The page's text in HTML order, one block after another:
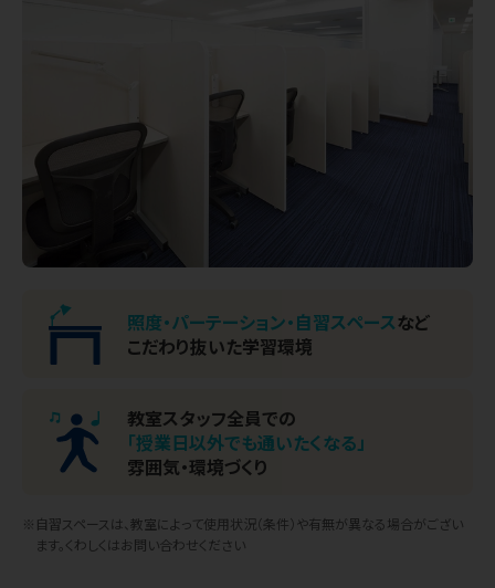
照度・パーテーション・自習スペースなど
こだわり抜いた学習環境
教室スタッフ全員での
「授業日以外でも通いたくなる」
雰囲気・環境づくり
※自習スペースは、教室によって使用状況（条件）や有無が異なる場合がござい
ます。くわしくはお問い合わせください